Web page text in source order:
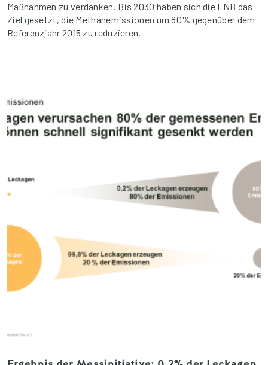
Maßnahmen zu verdanken. Bis 2030 haben sich die FNB das
Ziel gesetzt, die Methanemissionen um 80% gegenüber dem
Referenzjahr 2015 zu reduzieren.